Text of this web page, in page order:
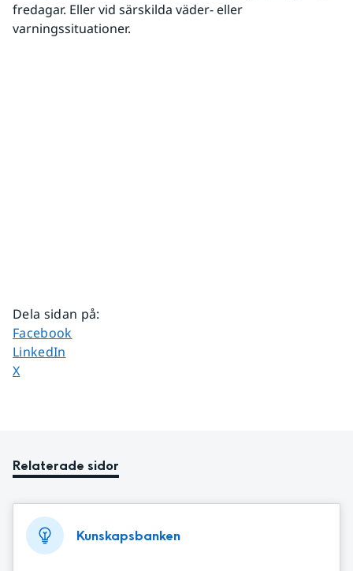
fredagar. Eller vid särskilda väder- eller
varningssituationer.
Dela sidan på:
Dela sidan på
Facebook
Dela sidan på
LinkedIn
Dela sidan på
X
Relaterade sidor
Kunskapsbanken